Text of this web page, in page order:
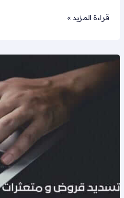
قراءة المزيد »